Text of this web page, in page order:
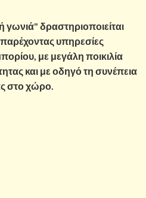
γωνιά" δραστηριοποιείται
υπηρεσίες
με μεγάλη ποικιλία
και με οδηγό τη συνέπεια
στο χώρο.